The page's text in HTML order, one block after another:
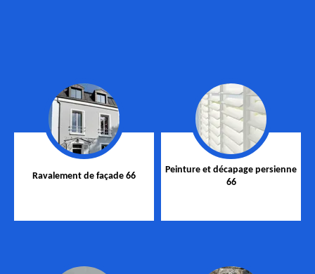
Ravalement de façade 66
Peinture et décapage persienne
66